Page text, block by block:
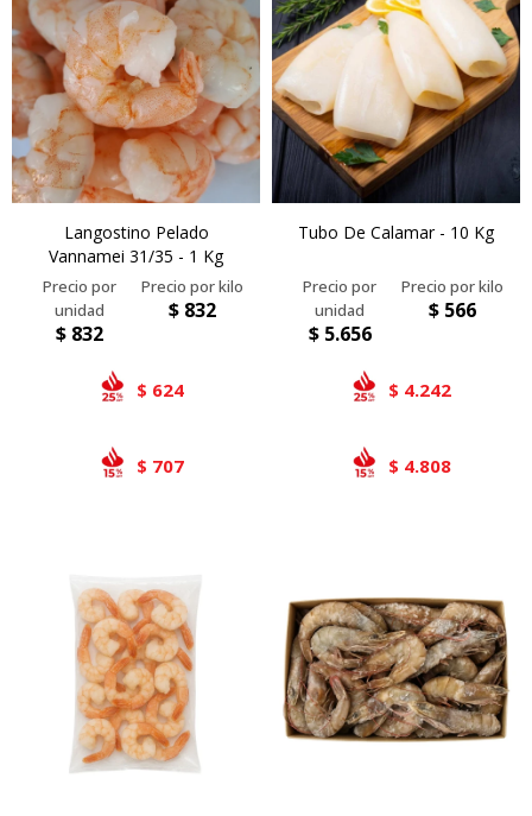
Langostino Pelado
Vannamei 31/35 - 1 Kg
$ 832
$ 832
$ 624
$ 707
Tubo De Calamar - 10 Kg
$ 5.656
$ 566
$ 4.242
$ 4.808